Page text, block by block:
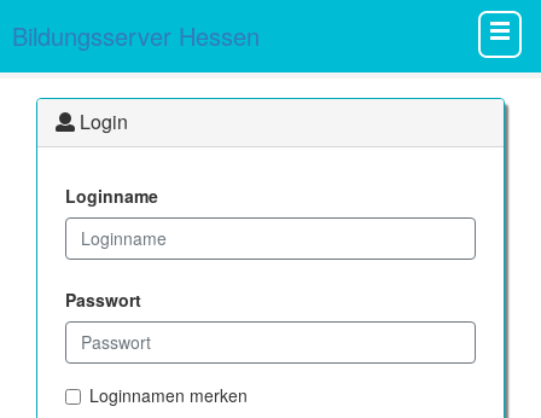
Bildungsserver Hessen
Login
Loginname
Passwort
Loginnamen merken